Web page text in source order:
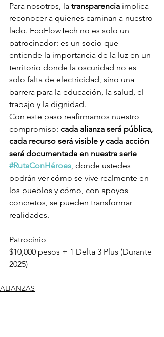
Para nosotros, la transparencia implica
reconocer a quienes caminan a nuestro
lado. EcoFlowTech no es solo un
patrocinador: es un socio que
entiende la importancia de la luz en un
territorio donde la oscuridad no es
solo falta de electricidad, sino una
barrera para la educación, la salud, el
trabajo y la dignidad.
Con este paso reafirmamos nuestro
compromiso: cada alianza será pública,
cada recurso será visible y cada acción
será documentada en nuestra serie
#RutaConHéroes, donde ustedes
podrán ver cómo se vive realmente en
los pueblos y cómo, con apoyos
concretos, se pueden transformar
realidades.
Patrocinio
$10,000 pesos + 1 Delta 3 Plus (Durante
2025)
ALIANZAS